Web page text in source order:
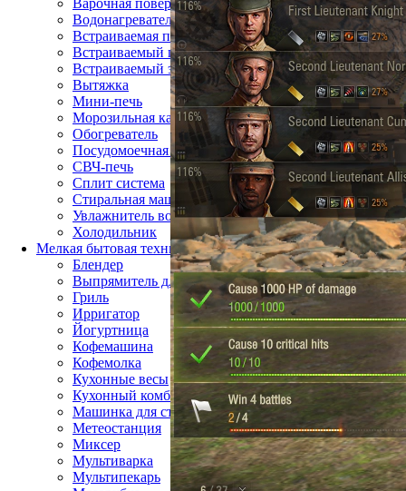
Варочная поверхность
Водонагреватель
Встраиваемая посудомоечная машина
Встраиваемый газовый духовой шкаф
Встраиваемый электрический духовой шкаф
Вытяжка
Мини-печь
Морозильная камера
Обогреватель
Посудомоечная машина
СВЧ-печь
Сплит система
Стиральная машина
Увлажнитель воздуха
Холодильник
Мелкая бытовая техника
Блендер
Выпрямитель для волос
Гриль
Ирригатор
Йогуртница
Кофемашина
Кофемолка
Кухонные весы
Кухонный комбайн
Машинка для стрижки волос
Метеостанция
Миксер
Мультиварка
Мультипекарь